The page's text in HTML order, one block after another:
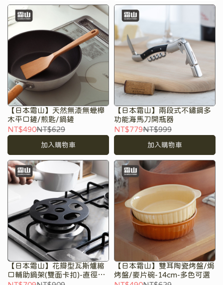
【日本霜山】天然無漆無蠟櫸
木平口鏟/煎匙/鍋鏟
NT$490NT$629
加入購物車
【日本霜山】兩段式不鏽鋼多
功能海馬刀開瓶器
NT$779NT$999
加入購物車
【日本霜山】花瓣型瓦斯爐縮
口輔助鍋架(雙面卡扣)-直徑
【日本霜山】雙耳陶瓷烤盤/焗
烤盤/麥片碗-14cm-多色可選